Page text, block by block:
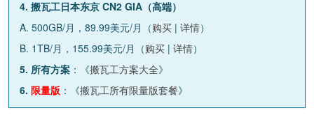
4. 搬瓦工日本东京 CN2 GIA（高端）
A. 500GB/月，89.99美元/月（购买 | 详情）
B. 1TB/月，155.99美元/月（购买 | 详情）
5. 所有方案 ：《搬瓦工方案大全》
6. 限量版 ：《搬瓦工所有限量版套餐》